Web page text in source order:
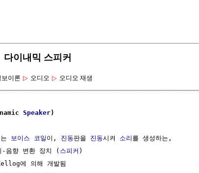
이내믹 스피커
이론 ▷ 오디오 ▷ 오디오 재생
Speaker)
보이스 코일 이, 진동판을 진동시켜 소리 를 생성하는,
음향 변환 장치 (
스피커 )
에 의해 개발됨